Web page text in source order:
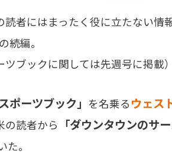
者にはまったく役に立たない情
続編。
ツブックに関しては先週号に掲載）
ポーツブック」 を名乗る ウェス
の読者から
「ダウンタウンのサ
た。